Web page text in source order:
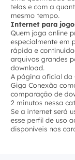
telas e com a
mesmo tempo.
Internet para
Quem joga online
especialmente em
rápida e
arquivos grandes
download.
A página oficial da
Giga Conexão
comparação de
2 minutos nessa
Se a internet será
esse perfil de uso
disponíveis nos